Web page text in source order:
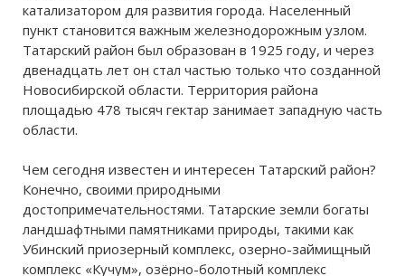
катализатором для развития города. Населенный
пункт становится важным железнодорожным узлом.
Татарский район был образован в 1925 году, и через
двенадцать лет он стал частью только что созданной
Новосибирской области. Территория района
площадью 478 тысяч гектар занимает западную часть
области.
Чем сегодня известен и интересен Татарский район?
Конечно, своими природными
достопримечательностями. Татарские земли богаты
ландшафтными памятниками природы, такими как
Убинский приозерный комплекс, озерно-займищный
комплекс «Кучум», озёрно-болотный комплекс